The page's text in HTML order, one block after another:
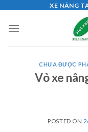
content
XE NÂNG
CHƯA ĐƯỢC
Vỏ xe
POSTED ON